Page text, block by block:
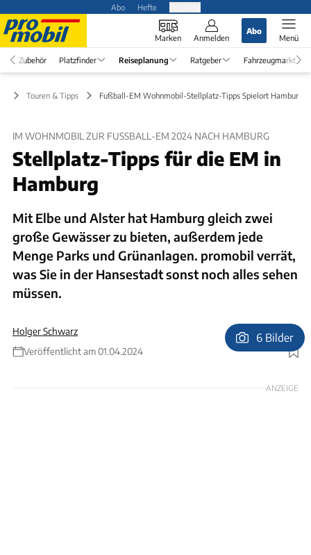
Abo Hefte
Marken Anmelden
Abo
Menü
Zubehör Platzfinder Reiseplanung Ratgeber Fahrzeugmarkt
Touren & Tipps Fußball-EM Wohnmobil-Stellplatz-Tipps Spielort Hamburg
IM WOHNMOBIL ZUR FUSSBALL-EM 2024 NACH HAMBURG
Stellplatz-Tipps für die EM in
Hamburg
Mit Elbe und Alster hat Hamburg gleich zwei
große Gewässer zu bieten, außerdem jede
Menge Parks und Grünanlagen. promobil verrät,
was Sie in der Hansestadt sonst noch alles sehen
müssen.
Holger Schwarz
Veröffentlicht am 01.04.2024
Foto: Christian Spahrbier
6 Bilder
ANZEIGE